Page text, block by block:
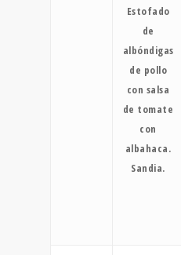
Estofado
de
albóndigas
de pollo
con salsa
de tomate
con
albahaca.
Sandia.